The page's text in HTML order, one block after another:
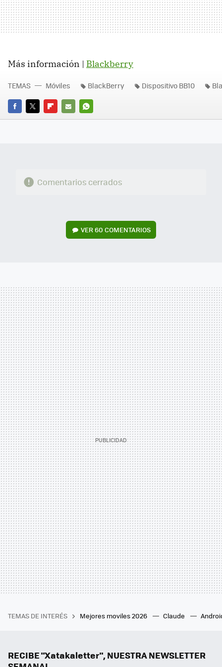
Más información | Blackberry
FACEBOOK
TWITTERFLIPBOARD
E-
WHATSAPP
TEMAS Móviles BlackBerry Dispositivo BB10
Comentarios cerrados
VER60 COMENTARIOS
TEMAS DE INTERÉS Mejores moviles 2026 Claude
RECIBE "Xatakaletter", NUESTRA NEWSLETTER